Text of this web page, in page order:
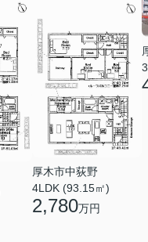
厚木市中荻野
4LDK (93.15㎡)
2,780万円